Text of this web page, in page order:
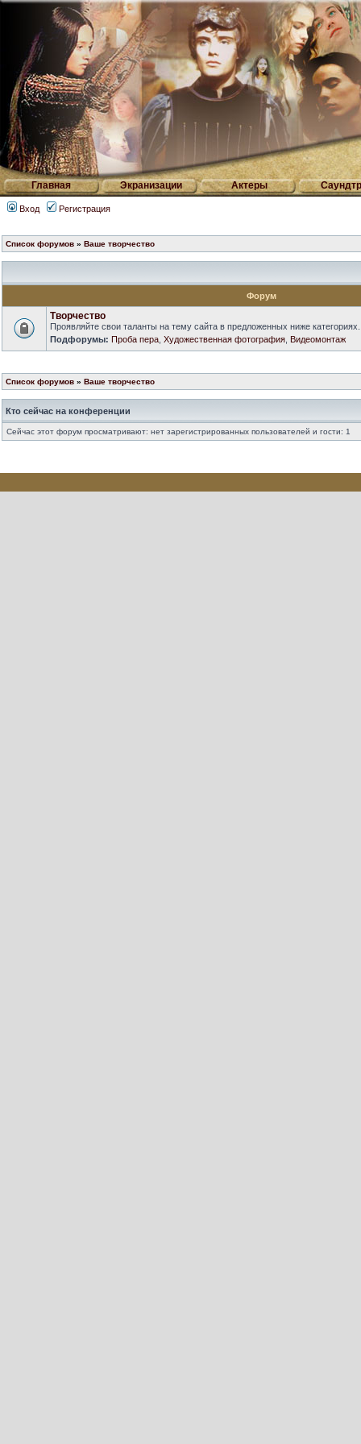
Главная Экранизации Актеры
Вход Регистрация
Список форумов » Ваше творчество
Форум
Творчество
Проявляйте свои таланты на тему сайта в предложенных ниже категориях.
Подфорумы: Проба пера Художественная фотография Видеомонтаж
Список форумов » Ваше творчество
Кто сейчас на конференции
Сейчас этот форум просматривают: нет зарегистрированных пользователей и гости: 1